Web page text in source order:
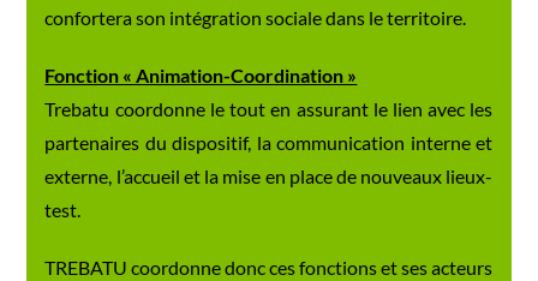
confortera son intégration sociale dans le territoire.
Fonction « Animation-Coordination »
Trebatu coordonne le tout en assurant le lien avec les
partenaires du dispositif, la communication interne et
externe, l’accueil et la mise en place de nouveaux lieux-
test.
TREBATU coordonne donc ces fonctions et ses acteurs